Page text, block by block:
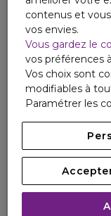
BOUCLES
Définition
contenus et
vos envies.
Vous gardez le
vos préférences
Vos choix sont
modifiables à
Paramétrer les